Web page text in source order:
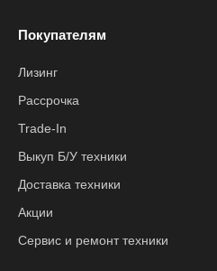
Покупателям
Лизинг
Рассрочка
Trade-In
Выкуп Б/У техники
Доставка техники
Акции
Сервис и ремонт техники